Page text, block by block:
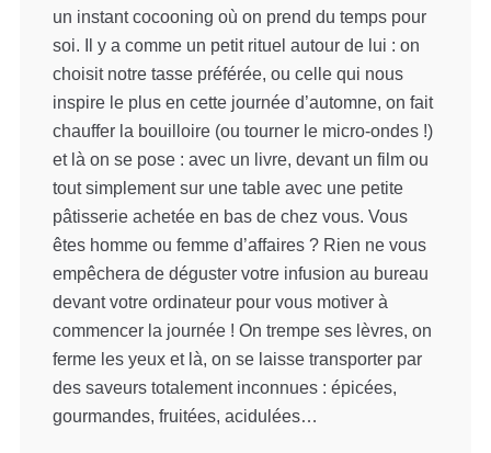
un instant cocooning où on prend du temps pour
soi. Il y a comme un petit rituel autour de lui : on
choisit notre tasse préférée, ou celle qui nous
inspire le plus en cette journée d’automne, on fait
chauffer la bouilloire (ou tourner le micro-ondes !)
et là on se pose : avec un livre, devant un film ou
tout simplement sur une table avec une petite
pâtisserie achetée en bas de chez vous. Vous
êtes homme ou femme d’affaires ? Rien ne vous
empêchera de déguster votre infusion au bureau
devant votre ordinateur pour vous motiver à
commencer la journée ! On trempe ses lèvres, on
ferme les yeux et là, on se laisse transporter par
des saveurs totalement inconnues : épicées,
gourmandes, fruitées, acidulées…